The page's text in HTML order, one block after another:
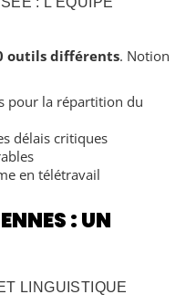
outils différents. Notion
pour la répartition du
délais critiques
en télétravail
: UN
LINGUISTIQUE